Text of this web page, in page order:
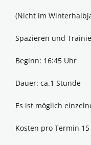
(Nicht im
Spazieren und
Beginn: 16:45 Uhr
Dauer: ca.1 Stunde
Es ist möglich
Kosten pro Termin 15